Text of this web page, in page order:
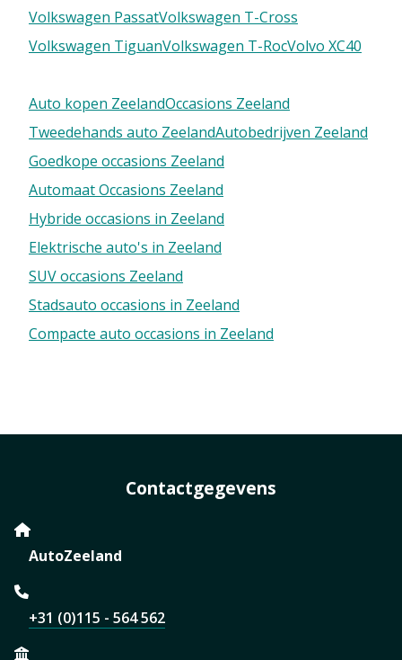
Volkswagen PassatVolkswagen T-Cross
Volkswagen TiguanVolkswagen T-RocVolvo XC40
Auto kopen ZeelandOccasions Zeeland
Tweedehands auto ZeelandAutobedrijven Zeeland
Goedkope occasions Zeeland
Automaat Occasions Zeeland
Hybride occasions in Zeeland
Elektrische auto's in Zeeland
SUV occasions Zeeland
Stadsauto occasions in Zeeland
Compacte auto occasions in Zeeland
Contactgegevens
AutoZeeland
+31 (0)115 - 564 562